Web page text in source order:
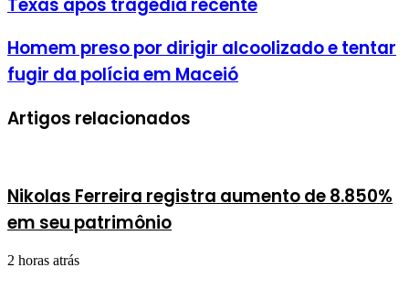
Homem preso por dirigir alcoolizado e tentar
fugir da polícia em Maceió
Artigos relacionados
Nikolas Ferreira registra aumento de 8.850%
em seu patrimônio
2 horas atrás